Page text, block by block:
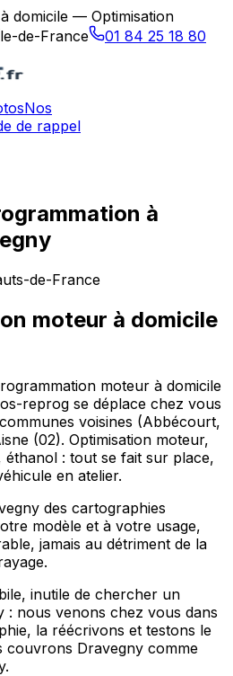
domicile — Optimisation
de-France
01 84 25 18 80
Nos
de rappel
à
de-France
moteur à domicile
moteur à domicile
reprog se déplace chez vous
voisines (Abbécourt,
(02). Optimisation moteur,
éthanol : tout se fait sur place,
en atelier.
des cartographies
modèle et à votre usage,
jamais au détriment de la
inutile de chercher un
: nous venons chez vous dans
la réécrivons et testons le
couvrons Dravegny comme